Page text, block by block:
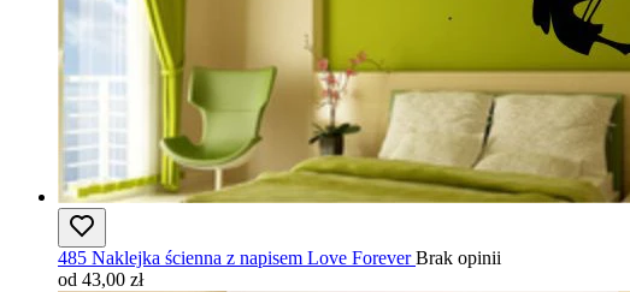
485 Naklejka ścienna z napisem Love Forever Brak opinii
od 43,00 zł